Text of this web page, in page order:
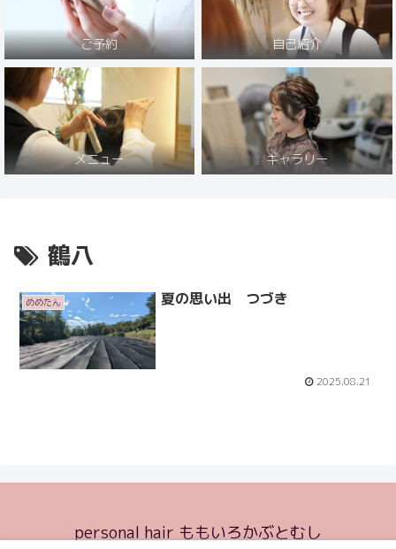
ご予約 自己紹介
メニュー ギャラリー
鶴八
めめたん 夏の思い出 つづき
2025.08.21
personal hair ももいろかぶとむし